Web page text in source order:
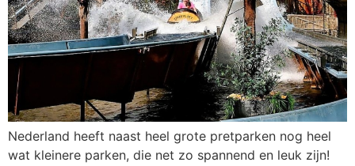
Nederland heeft naast heel grote pretparken nog heel
wat kleinere parken, die net zo spannend en leuk zijn!